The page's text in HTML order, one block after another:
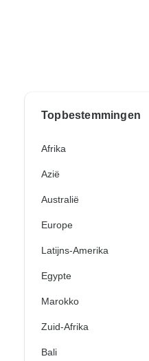
Topbestemmingen
Afrika
Azië
Australië
Europe
Latijns-Amerika
Egypte
Marokko
Zuid-Afrika
Bali